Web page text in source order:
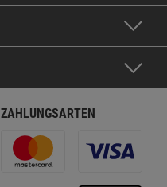
ZAHLUNGSARTEN